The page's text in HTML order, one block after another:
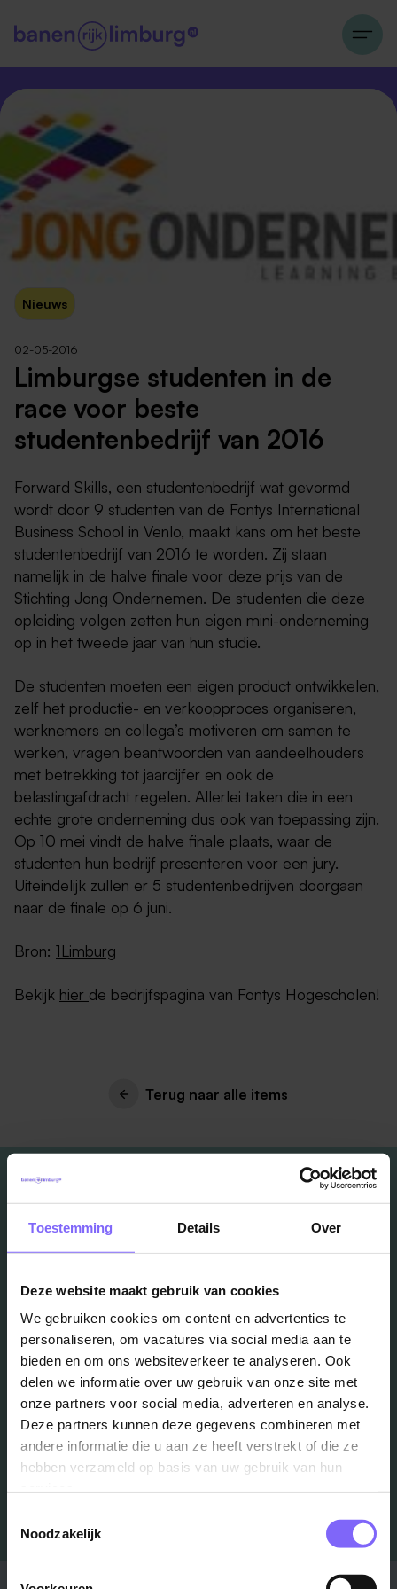
Toestemming Details Over
Deze website maakt gebruik van cookies
We gebruiken cookies om content en advertenties te
personaliseren, om vacatures via social media aan te
bieden en om ons websiteverkeer te analyseren. Ook
delen we informatie over uw gebruik van onze site met
onze partners voor social media, adverteren en analyse.
Deze partners kunnen deze gegevens combineren met
andere informatie die u aan ze heeft verstrekt of die ze
hebben verzameld op basis van uw gebruik van hun
Noodzakelijk
Nieuws
02-05-2016
Limburgse studenten in de
race voor beste
studentenbedrijf van 2016
Forward Skills, een studentenbedrijf wat gevormd
wordt door 9 studenten van de Fontys International
Business School in Venlo, maakt kans om het beste
studentenbedrijf van 2016 te worden. Zij staan
namelijk in de halve finale voor deze prijs van de
Stichting Jong Ondernemen. De studenten die deze
opleiding volgen zetten hun eigen mini-onderneming
op in het tweede jaar van hun studie.
De studenten moeten een eigen product ontwikkelen,
zelf het productie- en verkoopproces organiseren,
werknemers en collega’s motiveren om samen te
werken, vragen beantwoorden van aandeelhouders
met betrekking tot jaarcijfer en ook de
belastingafdracht regelen. Allerlei taken die in een
echte grote onderneming dus ook van toepassing zijn.
Op 10 mei vindt de halve finale plaats, waar de
studenten hun bedrijf presenteren voor een jury.
Uiteindelijk zullen er 5 studentenbedrijven doorgaan
naar de finale op 6 juni.
Bron: 1Limburg
Bekijk hier de bedrijfspagina van Fontys Hogescholen!
Terug naar alle items
Vacatures
in je mailbox?
Schrijf je in en we houden je op de hoogte
Job Alert instellen